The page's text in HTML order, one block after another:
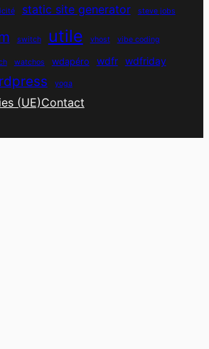
static site generator steve jobs
switch utile vhost vibe coding
watchos wdapéro wdfr wdfriday
yoga
(UE)Contact